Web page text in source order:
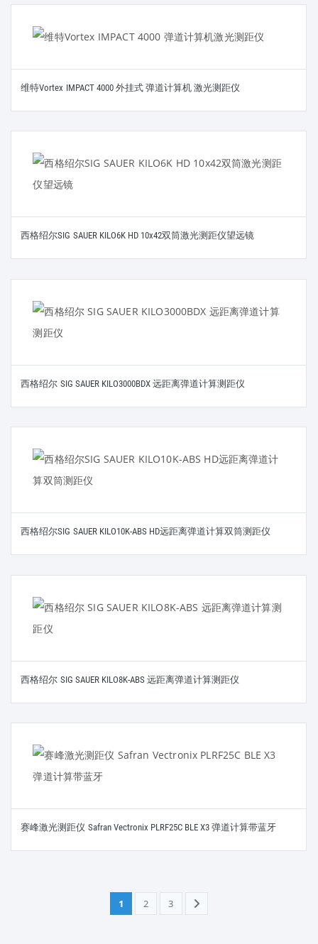
维特Vortex IMPACT 4000 外挂式 弹道计算机 激光测距仪
西格绍尔SIG SAUER KILO6K HD 10x42双筒激光测距仪望远镜
西格绍尔 SIG SAUER KILO3000BDX 远距离弹道计算测距仪
西格绍尔SIG SAUER KILO10K-ABS HD远距离弹道计算双筒测距仪
西格绍尔 SIG SAUER KILO8K-ABS 远距离弹道计算测距仪
赛峰激光测距仪 Safran Vectronix PLRF25C BLE X3 弹道计算带蓝牙
1 2 3